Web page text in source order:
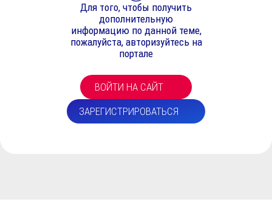
Для того, чтобы получить
дополнительную
информацию по данной теме,
пожалуйста, авторизуйтесь на
портале
ВОЙТИ НА САЙТ
ЗАРЕГИСТРИРОВАТЬСЯ